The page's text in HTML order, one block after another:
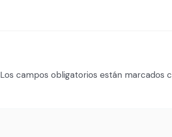
Los campos obligatorios están marcados